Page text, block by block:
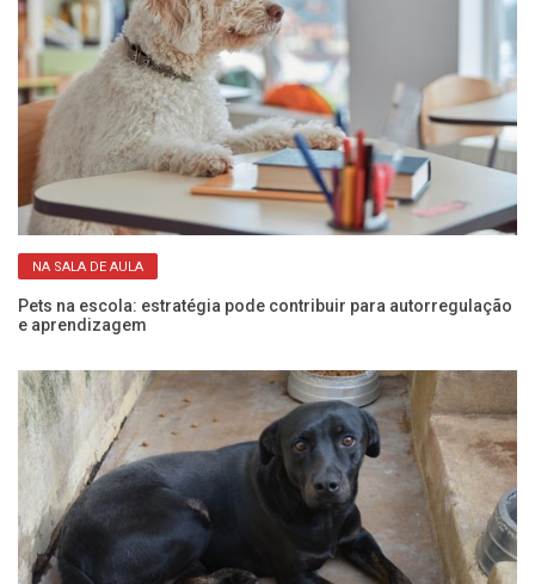
NA SALA DE AULA
Pets na escola: estratégia pode contribuir para autorregulação
e aprendizagem